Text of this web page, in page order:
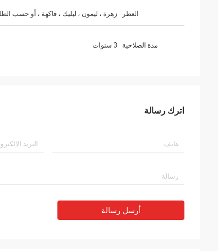
العطر زهرة ، ليمون ، ليليك ، فاكهة ، أو حسب
مدة الصلاحية 3 سنوات
اترك رسالة
أرسل رسالة